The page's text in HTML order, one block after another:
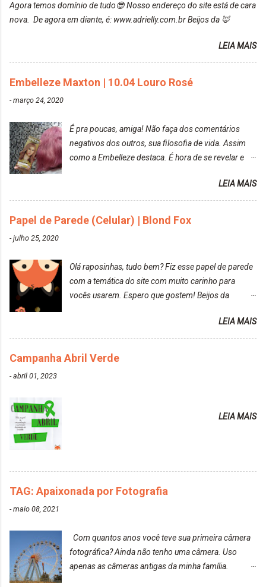
de inúmeras lavagens, meu cabelo teve um bom
desbotamento da cor, ele ficou um rosa bem suave,
DekapColor. Adorei o resultado da limpeza. Ficou
DekapColor "Minha mãe é lindaaaaa" Para quem
não conhece, o DekapColor é um p...
Agora temos domínio de tudo😎 Nosso endereço do site está de cara
nova. De agora em diante, é: www.adrielly.com.br Beijos da 🦊
LEIA MAIS
Embelleze Maxton | 10.04 Louro Rosé
-março 24, 2020
É pra poucas, amiga! Não faça dos comentários
negativos dos outros, sua filosofia de vida. Assim
como a Embelleze destaca. É hora de se revelar e
vip Maxton liberdade para ser mais você Loiro Rosé
10.04. Após 30 minutos no cabelo, retirei o excesso
da tintura no banho e notei que os fios estavam
ressecados (Já ensinamos aqui no site, uma
caseira-cronograma-capilar.html ). Foi difícil retirar o
excesso. É uma tintura fácil de aplicar, o cheiro é
agradável. Cabelo antes da descoloração da raiz:
LIBERDADE PARA SER MAIS VOCÊ 10.04 LOURO
LEIA MAIS
Papel de Parede (Celular) | Blond Fox
-julho 25, 2020
Olá raposinhas, tudo bem? Fiz esse papel de parede
com a temática do site com muito carinho para
vocês usarem. Espero que gostem! Beijos da
LEIA MAIS
Campanha Abril Verde
-abril 01, 2023
LEIA MAIS
TAG: Apaixonada por Fotografia
-maio 08, 2021
Com quantos anos você teve sua primeira câmera
fotográfica? Ainda não tenho uma câmera. Uso
apenas as câmeras antigas da minha família.